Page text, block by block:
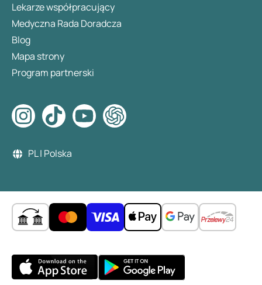
Lekarze współpracujący
Medyczna Rada Doradcza
Blog
Mapa strony
Program partnerski
PL | Polska